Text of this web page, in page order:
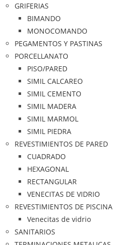
GRIFERIAS
BIMANDO
MONOCOMANDO
PEGAMENTOS Y PASTINAS
PORCELLANATO
PISO/PARED
SIMIL CALCAREO
SIMIL CEMENTO
SIMIL MADERA
SIMIL MARMOL
SIMIL PIEDRA
REVESTIMIENTOS DE PARED
CUADRADO
HEXAGONAL
RECTANGULAR
VENECITAS DE VIDRIO
REVESTIMIENTOS DE PISCINA
Venecitas de vidrio
SANITARIOS